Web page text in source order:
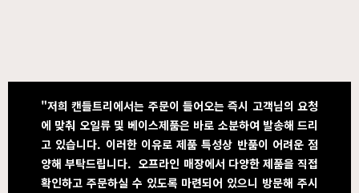
"저희 캔들트리에서는 주문이 들어오는 즉시 고객님의 요청
에 맞춰 오일류 및 베이스제품은 바로 소분하여 발송해 드리
고 있습니다. 이러한 이유로 제품 특성상 반품이 어려운 점
양해 부탁드립니다. 오프라인 매장에서 다양한 제품을 직접
확인하고 주문하실 수 있도록 마련되어 있으니 방문해 주시